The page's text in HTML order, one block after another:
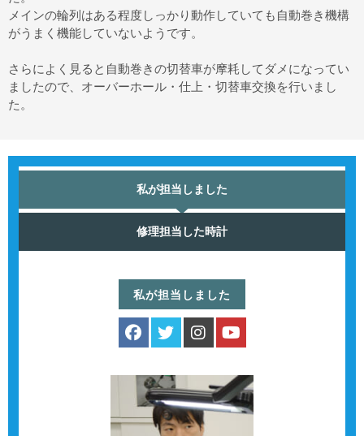
メインの輪列はある程度しっかり動作していても自動巻き機構
がうまく機能していないようです。
さらによく見ると自動巻きの切替車が摩耗してダメになってい
ましたので、オーバーホール・仕上・切替車交換を行いまし
た。
私が担当しました
修理担当した時計
私が担当しました